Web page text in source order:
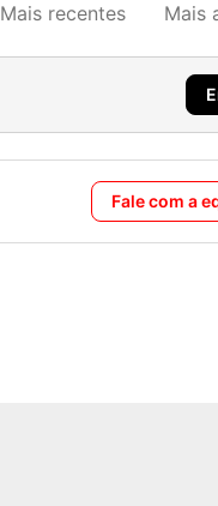
Mais recentes Mais
Fale com a